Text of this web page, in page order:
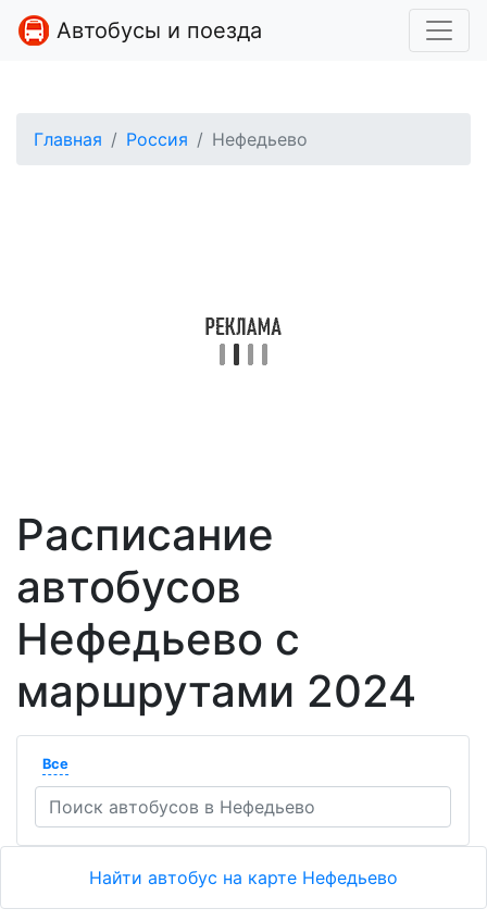
Автобусы и поезда
Главная Россия Нефедьево
Расписание
автобусов
Нефедьево с
маршрутами 2024
Все
Найти автобус на карте Нефедьево